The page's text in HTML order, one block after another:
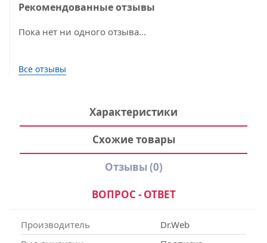
Рекомендованные отзывы
Пока нет ни одного отзыва...
Все отзывы
Характеристики
Схожие товары
Отзывы (0)
ВОПРОС - ОТВЕТ
Производитель
Dr.Web